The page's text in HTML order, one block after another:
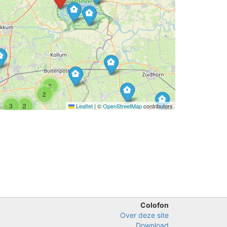
3
2
2
3 Leaflet | ©OpenStreetMapcontributors
Colofon
Over deze site
Download